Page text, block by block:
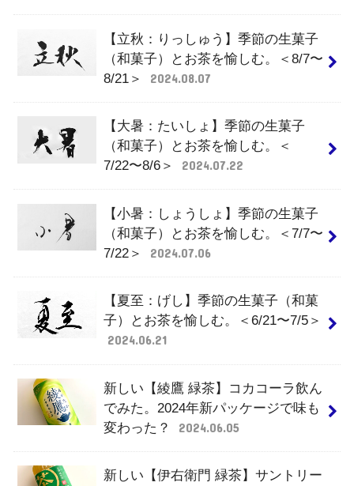
【立秋：りっしゅう】季節の生菓子
（和菓子）とお茶を愉しむ。＜8/7〜
8/21＞
2024.08.07
【大暑：たいしょ】季節の生菓子
（和菓子）とお茶を愉しむ。＜
7/22〜8/6＞
2024.07.22
【小暑：しょうしょ】季節の生菓子
（和菓子）とお茶を愉しむ。＜7/7〜
7/22＞
2024.07.06
【夏至：げし】季節の生菓子（和菓
子）とお茶を愉しむ。＜6/21〜7/5＞
2024.06.21
新しい【綾鷹 緑茶】コカコーラ飲ん
でみた。2024年新パッケージで味も
変わった？
2024.06.05
新しい【伊右衛門 緑茶】サントリー